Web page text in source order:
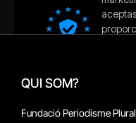
QUI SOM?
Fundació Periodisme Plural